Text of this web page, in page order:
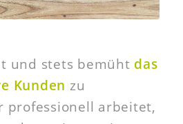
und stets bemüht das
Kunden zu
professionell arbeitet,